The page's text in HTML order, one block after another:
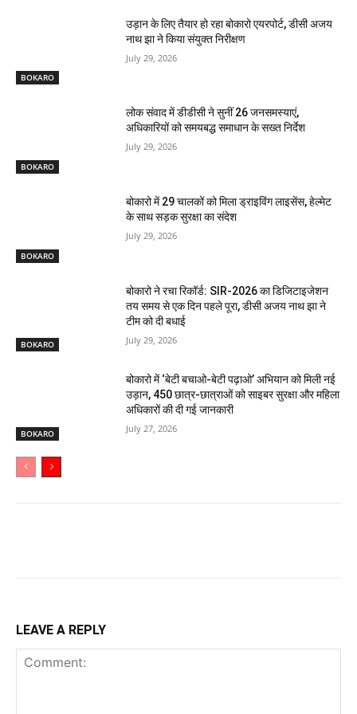
BOKARO
उड़ान के लिए तैयार हो रहा बोकारो एयरपोर्ट, डीसी अजय
नाथ झा ने किया संयुक्त निरीक्षण
July 29, 2026
BOKARO
लोक संवाद में डीडीसी ने सुनीं 26 जनसमस्याएं,
अधिकारियों को समयबद्ध समाधान के सख्त निर्देश
July 29, 2026
BOKARO
बोकारो में 29 चालकों को मिला ड्राइविंग लाइसेंस, हेल्मेट
के साथ सड़क सुरक्षा का संदेश
July 29, 2026
BOKARO
बोकारो ने रचा रिकॉर्ड: SIR-2026 का डिजिटाइजेशन
तय समय से एक दिन पहले पूरा, डीसी अजय नाथ झा ने
टीम को दी बधाई
July 29, 2026
BOKARO
बोकारो में ‘बेटी बचाओ-बेटी पढ़ाओ’ अभियान को मिली नई
उड़ान, 450 छात्र-छात्राओं को साइबर सुरक्षा और महिला
अधिकारों की दी गई जानकारी
July 27, 2026
LEAVE A REPLY